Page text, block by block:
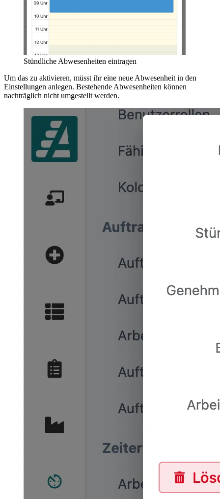
Stündliche Abwesenheiten eintragen
Um das zu aktivieren, müsst ihr eine neue Abwesenheit in den
Einstellungen anlegen. Bestehende Abwesenheiten können
nachträglich nicht umgestellt werden.